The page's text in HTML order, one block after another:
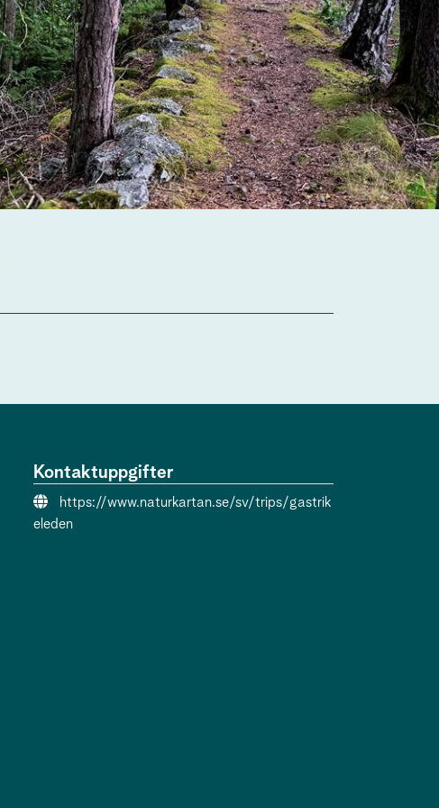
Kontaktuppgifter
Webbsida:
https://www.naturkartan.se/sv/trips/gastrik
eleden